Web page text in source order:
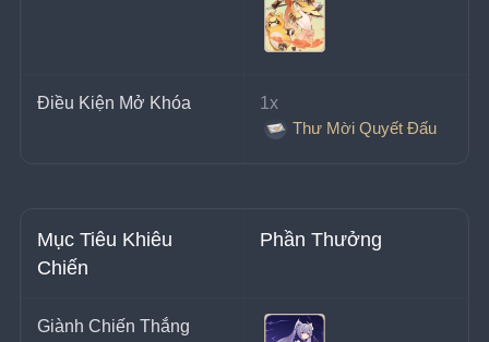
Điều Kiện Mở Khóa
1x
Thư Mời Quyết Đấu
Mục Tiêu Khiêu
Chiến
Phần Thưởng
Giành Chiến Thắng